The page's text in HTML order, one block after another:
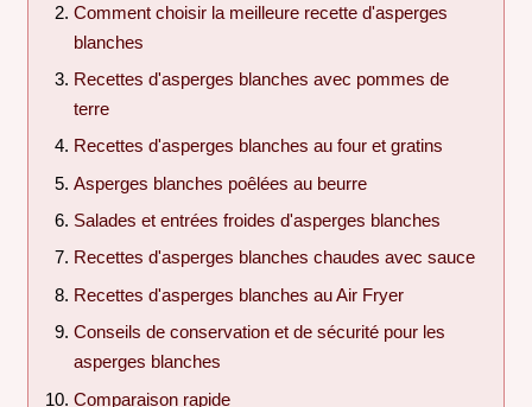
Comment choisir la meilleure recette d'asperges
blanches
Recettes d'asperges blanches avec pommes de
terre
Recettes d'asperges blanches au four et gratins
Asperges blanches poêlées au beurre
Salades et entrées froides d'asperges blanches
Recettes d'asperges blanches chaudes avec sauce
Recettes d'asperges blanches au Air Fryer
Conseils de conservation et de sécurité pour les
asperges blanches
Comparaison rapide